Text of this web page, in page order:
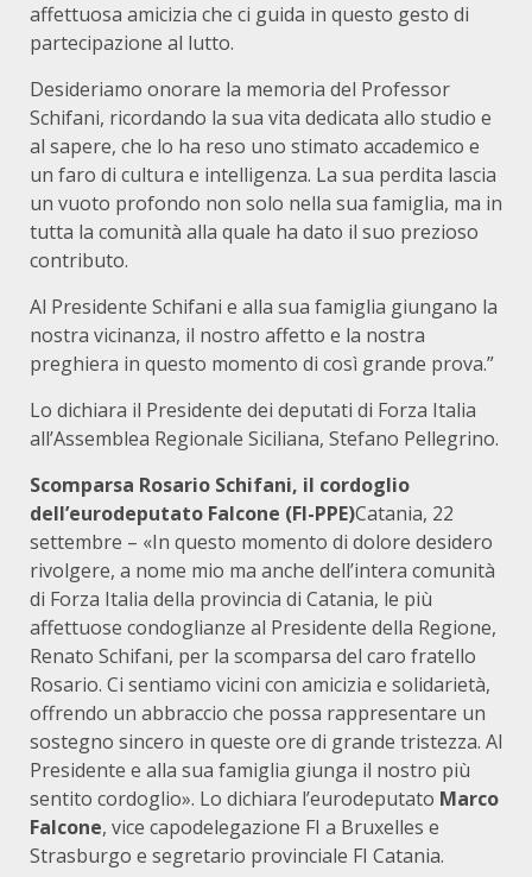
affettuosa amicizia che ci guida in questo gesto di
partecipazione al lutto.
Desideriamo onorare la memoria del Professor
Schifani, ricordando la sua vita dedicata allo studio e
al sapere, che lo ha reso uno stimato accademico e
un faro di cultura e intelligenza. La sua perdita lascia
un vuoto profondo non solo nella sua famiglia, ma in
tutta la comunità alla quale ha dato il suo prezioso
contributo.
Al Presidente Schifani e alla sua famiglia giungano la
nostra vicinanza, il nostro affetto e la nostra
preghiera in questo momento di così grande prova.”
Lo dichiara il Presidente dei deputati di Forza Italia
all’Assemblea Regionale Siciliana, Stefano Pellegrino.
Scomparsa Rosario Schifani, il cordoglio
dell’eurodeputato Falcone (FI-PPE)Catania, 22
settembre – «In questo momento di dolore desidero
rivolgere, a nome mio ma anche dell’intera comunità
di Forza Italia della provincia di Catania, le più
affettuose condoglianze al Presidente della Regione,
Renato Schifani, per la scomparsa del caro fratello
Rosario. Ci sentiamo vicini con amicizia e solidarietà,
offrendo un abbraccio che possa rappresentare un
sostegno sincero in queste ore di grande tristezza. Al
Presidente e alla sua famiglia giunga il nostro più
sentito cordoglio». Lo dichiara l’eurodeputato Marco
Falcone, vice capodelegazione FI a Bruxelles e
Strasburgo e segretario provinciale FI Catania.